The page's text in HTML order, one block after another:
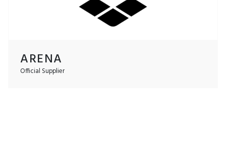
ARENA
Official Supplier